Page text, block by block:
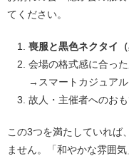
てください。
喪服と黒色ネクタイ
会場の格式感に合っ
→スマートカジュアル
故人・主催者へのお
この3つを満たしていれば
ません。「和やかな雰囲